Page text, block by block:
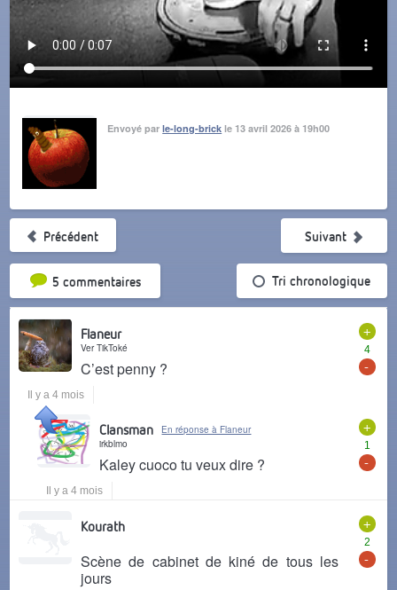
Envoyé parle-long-brick le 13 avril 2026 à 19h00
Précédent
5 commentairesTri par popularité Tri chronologique
Suivant
+
4
-
Flaneur
Ver TikToké
C’est penny ?
Il y a 4 mois
+
1
-
Clansman
En réponse à Flaneur
irkblmo
Kaley cuoco tu veux dire ?
Il y a 4 mois
+
2
-
Kourath
Scène de cabinet de kiné de tous les
jours